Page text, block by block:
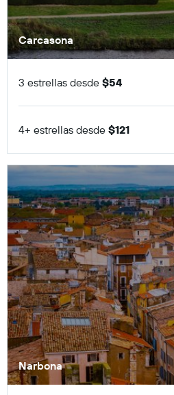
Carcasona
3 estrellas desde $54
4+ estrellas desde $121
Narbona